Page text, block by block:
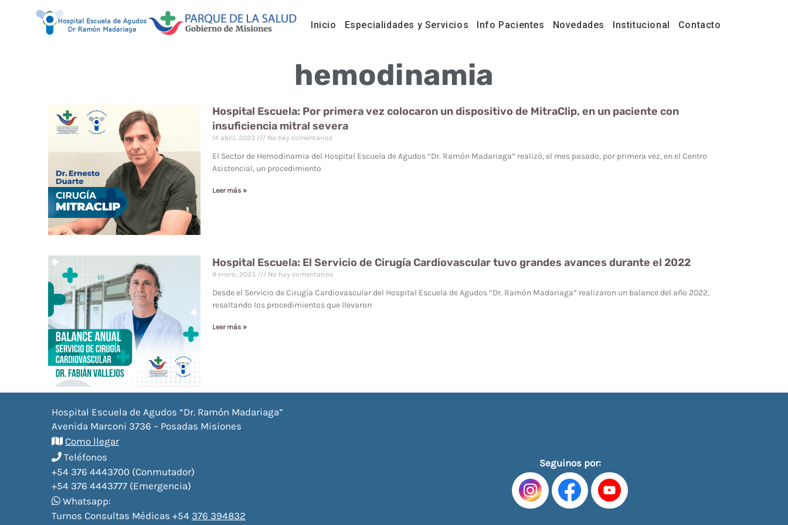
Inicio Especialidades y Servicios Info Pacientes Novedades Institucional Contacto
hemodinamia
Hospital Escuela: Por primera vez colocaron un dispositivo de MitraClip, en un paciente con
insuficiencia mitral severa
14 abril, 2023 No hay comentarios
El Sector de Hemodinamia del Hospital Escuela de Agudos “Dr. Ramón Madariaga” realizó, el mes pasado, por primera vez, en el Centro
Asistencial, un procedimiento
Leer más »
Hospital Escuela: El Servicio de Cirugía Cardiovascular tuvo grandes avances durante el 2022
9 enero, 2023 No hay comentarios
Desde el Servicio de Cirugía Cardiovascular del Hospital Escuela de Agudos “Dr. Ramón Madariaga” realizaron un balance del año 2022,
resaltando los procedimientos que llevaron
Leer más »
Hospital Escuela de Agudos “Dr. Ramón Madariaga”
Avenida Marconi 3736 – Posadas Misiones
Como llegar
Teléfonos
+54 376 4443700 (Conmutador)
+54 376 4443777 (Emergencia)
Whatsapp:
Turnos Consultas Médicas +54 376 394832
Seguinos por: